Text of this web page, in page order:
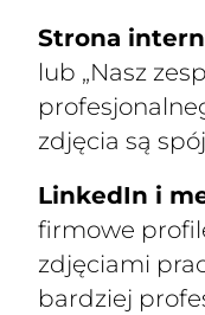
Strona
lub „Nasz
zdjęcia są
LinkedIn i
firmowe
zdjęciami
bardziej